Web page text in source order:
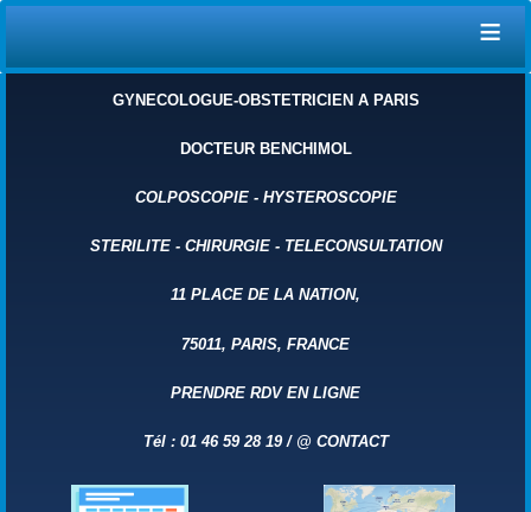
≡
GYNECOLOGUE-OBSTETRICIEN A PARIS
DOCTEUR BENCHIMOL
COLPOSCOPIE- HYSTEROSCOPIE
STERILITE- CHIRURGIE- TELECONSULTATION
11 PLACE DE LA NATION,
75011, PARIS, FRANCE
PRENDRE RDV EN LIGNE
Tél : 01 46 59 28 19 / @ CONTACT